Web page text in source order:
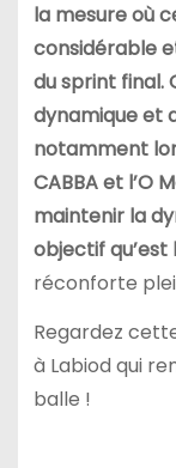
la mesure où
considérable
du sprint final.
dynamique et
notamment
CABBA et l’O
maintenir la
objectif qu’est
réconforte
Regardez
à Labiod qui
balle !